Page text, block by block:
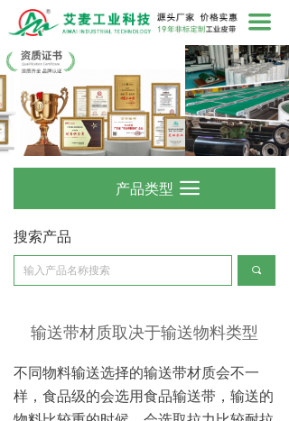
끀
产品类型 끀
搜索产品
끠
输送带材质取决于输送物料类型
不同物料输送选择的输送带材质会不一
样，食品级的会选用食品输送带，输送的